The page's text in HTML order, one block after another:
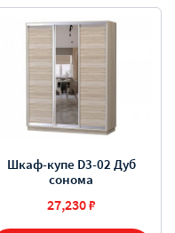
Шкаф-купе D3-02 Дуб
сонома
27,230 ₽